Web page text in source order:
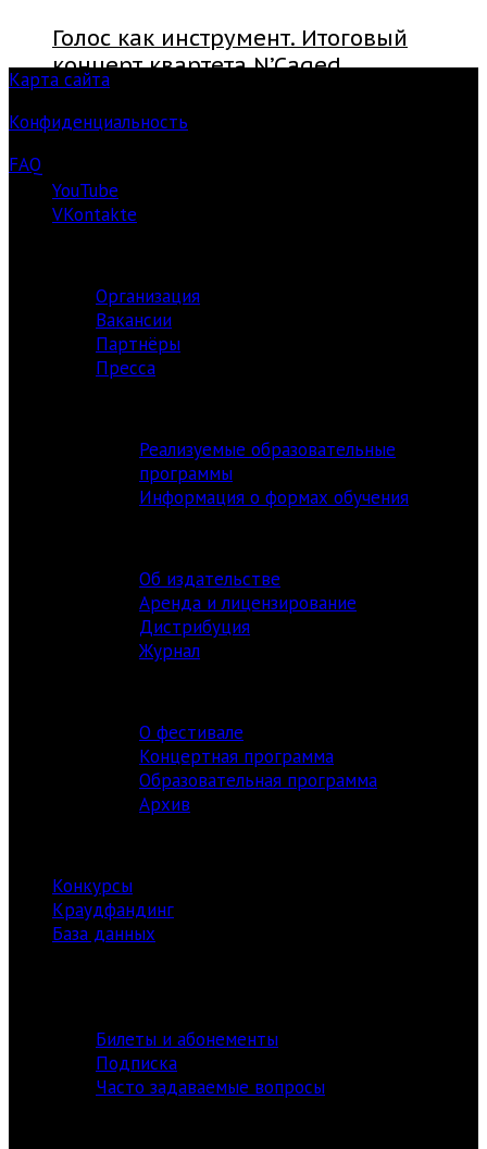
Голос как инструмент. Итоговый
концерт квартета N’Caged
Карта сайта
Конфиденциальность
FAQ
YouTube
VKontakte
Организация
Вакансии
Партнёры
Пресса
Реализуемые образовательные
программы
Информация о формах обучения
Об издательстве
Аренда и лицензирование
Дистрибуция
Журнал
О фестивале
Концертная программа
Образовательная программа
Архив
Конкурсы
Краудфандинг
База данных
Билеты и абонементы
Подписка
Часто задаваемые вопросы